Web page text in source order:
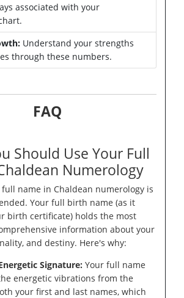
associated with your
Understand your strengths
through these numbers.
FAQ
Should Use Your Full
Numerology
full name in Chaldean numerology is
Your full birth name (as it
birth certificate) holds the most
information about your
and destiny. Here's why:
Signature: Your full name
energetic vibrations from the
your first and last names, which